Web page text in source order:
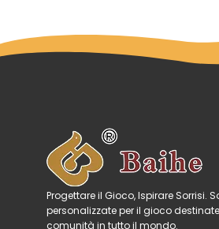
Progettare il Gioco, Ispirare Sorrisi.
personalizzate per il gioco
comunità in tutto il mondo.